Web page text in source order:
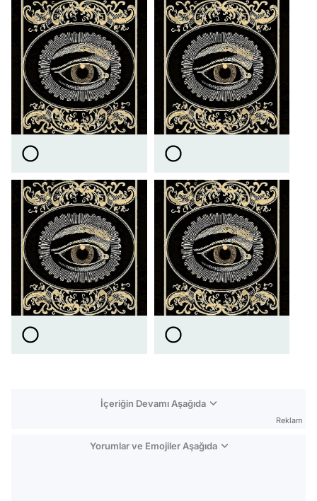
İçeriğin Devamı Aşağıda
Reklam
Yorumlar ve Emojiler Aşağıda